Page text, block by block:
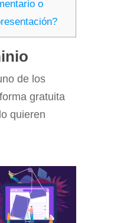
o
de los
gratuita
quieren